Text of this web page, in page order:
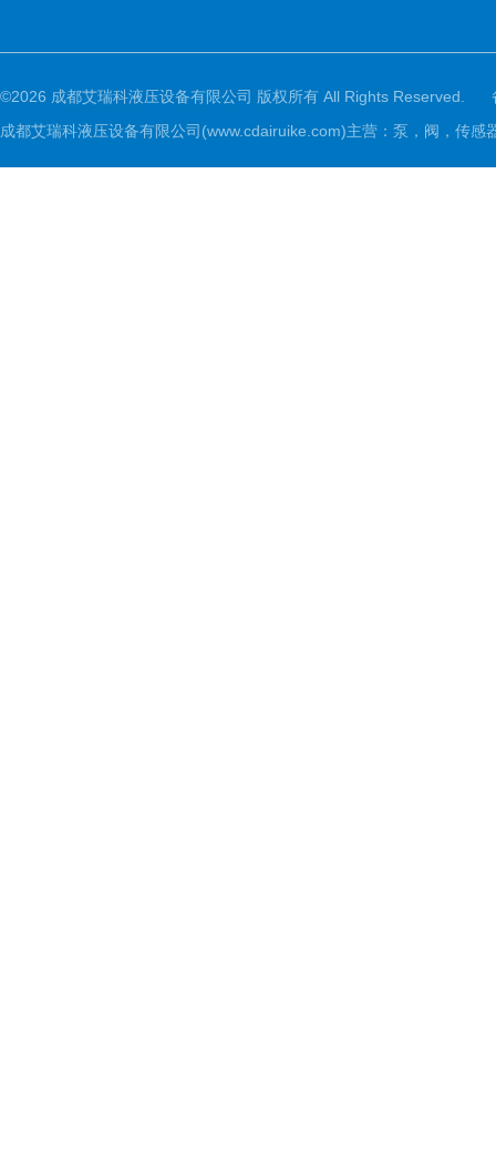
©2026 成都艾瑞科液压设备有限公司 版权所有 All Rights Reserved.
成都艾瑞科液压设备有限公司(www.cdairuike.com)主营：泵，阀，传